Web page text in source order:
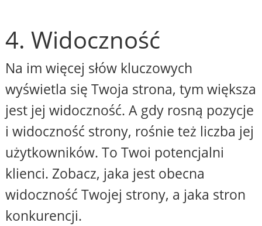
4. Widoczność
Na im więcej słów kluczowych
wyświetla się Twoja strona, tym większa
jest jej widoczność. A gdy rosną pozycje
i widoczność strony, rośnie też liczba jej
użytkowników. To Twoi potencjalni
klienci. Zobacz, jaka jest obecna
widoczność Twojej strony, a jaka stron
konkurencji.